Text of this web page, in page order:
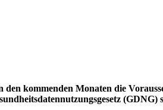
kommenden Monaten die